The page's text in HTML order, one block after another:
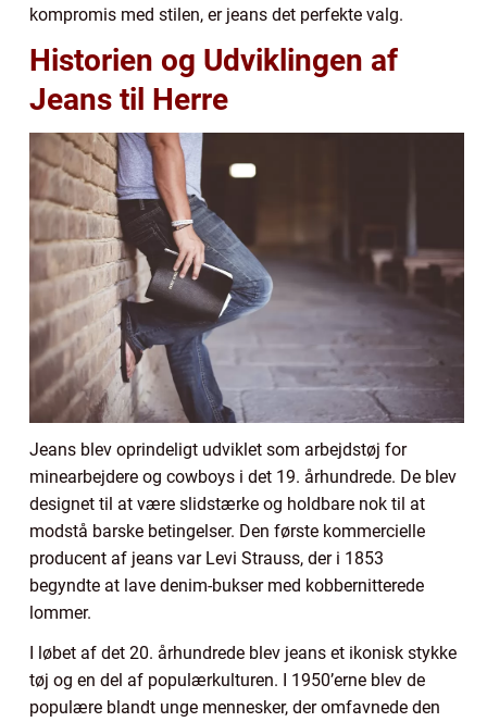
kompromis med stilen, er jeans det perfekte valg.
Historien og Udviklingen af
Jeans til Herre
Jeans blev oprindeligt udviklet som arbejdstøj for
minearbejdere og cowboys i det 19. århundrede. De blev
designet til at være slidstærke og holdbare nok til at
modstå barske betingelser. Den første kommercielle
producent af jeans var Levi Strauss, der i 1853
begyndte at lave denim-bukser med kobbernitterede
lommer.
I løbet af det 20. århundrede blev jeans et ikonisk stykke
tøj og en del af populærkulturen. I 1950’erne blev de
populære blandt unge mennesker, der omfavnede den